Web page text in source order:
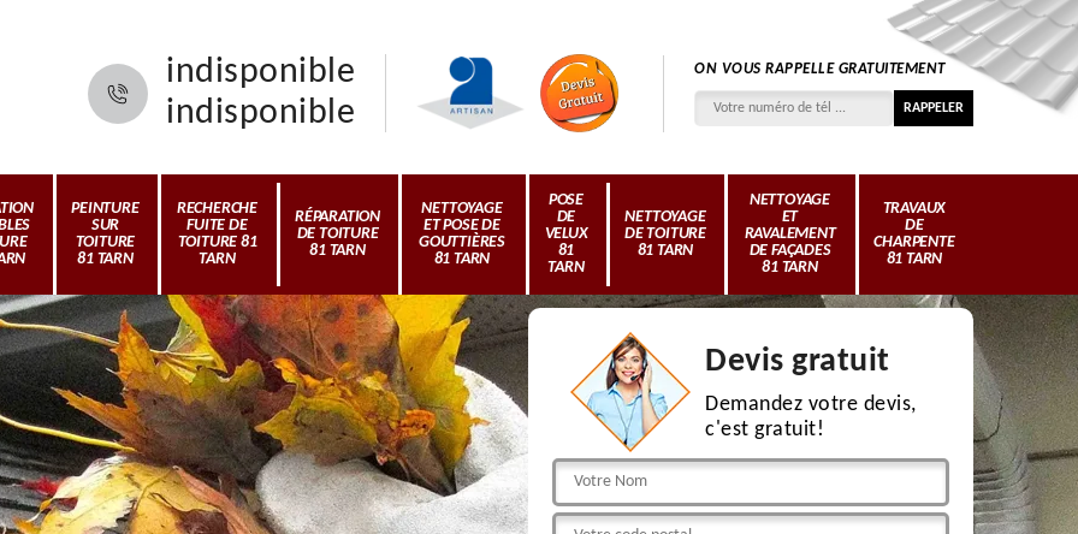
indisponible
indisponible
ON VOUS RAPPELLE GRATUITEMENT
PEINTURE
SUR
TOITURE
81 TARN
RECHERCHE
FUITE DE
TOITURE 81
TARN
RÉPARATION
DE TOITURE
81 TARN
NETTOYAGE
ET POSE DE
GOUTTIÈRES
81 TARN
POSE
DE
VELUX
81
TARN
NETTOYAGE
DE TOITURE
81 TARN
NETTOYAGE
ET
RAVALEMENT
DE FAÇADES
81 TARN
TRAVAUX
DE
CHARPENTE
81 TARN
Devis gratuit
Demandez votre devis,
c'est gratuit!